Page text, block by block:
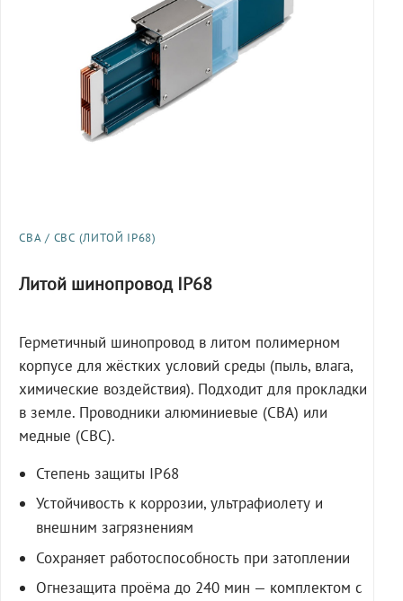
СВА / СВС (ЛИТОЙ IP68)
Литой шинопровод IP68
Герметичный шинопровод в литом полимерном
корпусе для жёстких условий среды (пыль, влага,
химические воздействия). Подходит для прокладки
в земле. Проводники алюминиевые (СВА) или
медные (СВС).
Степень защиты IP68
Устойчивость к коррозии, ультрафиолету и
внешним загрязнениям
Сохраняет работоспособность при затоплении
Огнезащита проёма до 240 мин — комплектом с